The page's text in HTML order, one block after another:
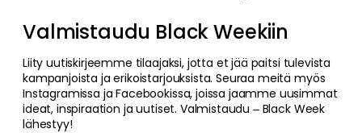
Valmistaudu Black Weekiin
Liity uutiskirjeemme tilaajaksi, jotta et jää paitsi tulevista
kampanjoista ja erikoistarjouksista. Seuraa meitä myös
Instagramissa ja Facebookissa, joissa jaamme uusimmat
ideat, inspiraation ja uutiset. Valmistaudu – Black Week
lähestyy!